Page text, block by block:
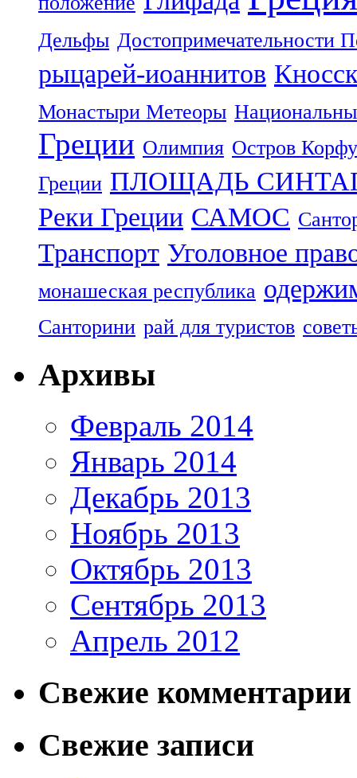
Дельфы Достопримечательности
рыцарей-иоаннитов
Монастыри Метеоры
Греции Олимпия Остров Корфу
Греции ПЛОЩАДЬ
Реки Греции САМОС
Транспорт Уголовное
монашеская республика
Санторини рай для туристов
Архивы
Февраль 2014
Январь 2014
Декабрь 2013
Ноябрь 2013
Октябрь 2013
Сентябрь 2013
Апрель 2012
Свежие комментарии
Свежие записи